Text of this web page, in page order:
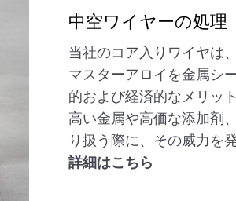
中空ワイヤーの処理
当社のコア入りワイヤは
マスターアロイを金属シ
的および経済的なメリッ
高い金属や高価な添加剤
り扱う際に、その威力を
詳細はこちら